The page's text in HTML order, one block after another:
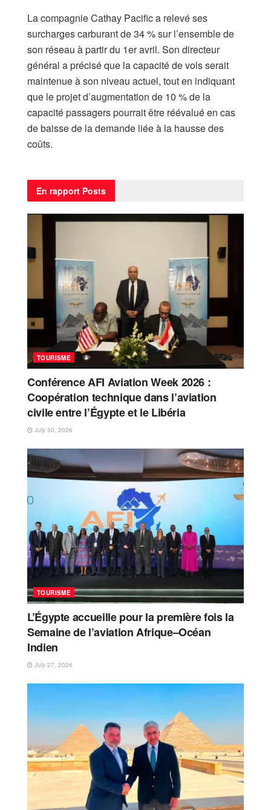
La compagnie Cathay Pacific a relevé ses
surcharges carburant de 34 % sur l’ensemble de
son réseau à partir du 1er avril. Son directeur
général a précisé que la capacité de vols serait
maintenue à son niveau actuel, tout en indiquant
que le projet d’augmentation de 10 % de la
capacité passagers pourrait être réévalué en cas
de baisse de la demande liée à la hausse des
coûts.
En rapport Posts
TOURISME
Conférence AFI Aviation Week 2026 :
Coopération technique dans l’aviation
civile entre l’Égypte et le Libéria
July 30, 2026
TOURISME
L’Égypte accueille pour la première fois la
Semaine de l’aviation Afrique–Océan
Indien
July 27, 2026